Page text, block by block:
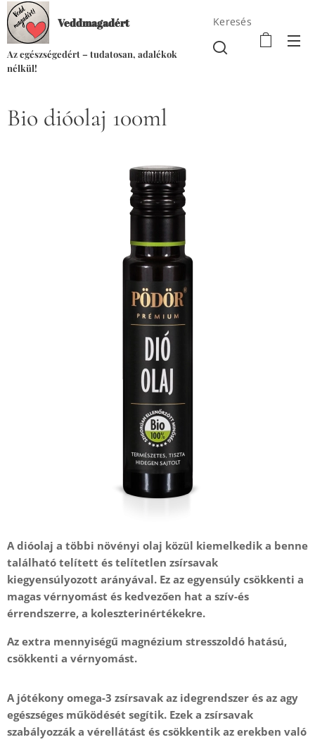
Veddmagadért
Az egészségedért – tudatosan, adalékok
nélkül!
Keresés
Bio dióolaj 100ml
A dióolaj a többi növényi olaj közül kiemelkedik a benne
található telített és telítetlen zsírsavak
kiegyensúlyozott arányával. Ez az egyensúly csökkenti a
magas vérnyomást és kedvezően hat a szív-és
érrendszerre, a koleszterinértékekre.
Az extra mennyiségű magnézium stresszoldó hatású,
csökkenti a vérnyomást.
A jótékony omega-3 zsírsavak az idegrendszer és az agy
egészséges működését segítik. Ezek a zsírsavak
szabályozzák a vérellátást és csökkentik az erekben való